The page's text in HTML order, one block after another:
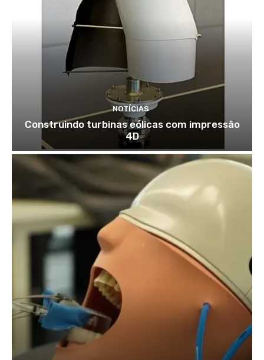
NOTÍCIAS
Construindo turbinas eólicas com impressão
4D